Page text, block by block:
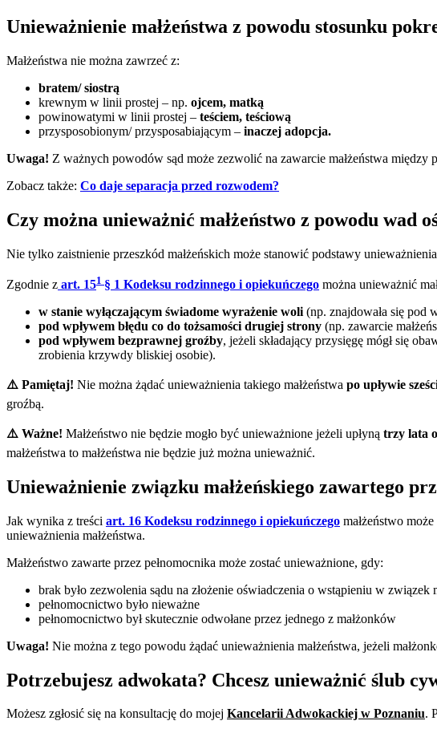
Unieważnienie małżeństwa z powodu stosunku
Małżeństwa nie można zawrzeć z:
bratem/ siostrą
krewnym w linii prostej – np. ojcem, matką
powinowatymi w linii prostej – teściem, teściową
przysposobionym/ przysposabiającym – inaczej adopcja.
Uwaga! Z ważnych powodów sąd może zezwolić na zawarcie małżeństwa
Zobacz także: Co daje separacja przed rozwodem?
Czy można unieważnić małżeństwo z powodu wad
Nie tylko zaistnienie przeszkód małżeńskich może stanowić podstawy
Zgodnie z art. 151 § 1 Kodeksu rodzinnego i opiekuńczego można unieważnić
w stanie wyłączającym świadome wyrażenie woli (np. znajdowała się pod
pod wpływem błędu co do tożsamości drugiej strony (np. zawarcie
pod wpływem bezprawnej groźby, jeżeli składający przysięgę mógł się
zrobienia krzywdy bliskiej osobie).
⚠️ Pamiętaj! Nie można żądać unieważnienia takiego małżeństwa po upływie
groźbą.
⚠️ Ważne! Małżeństwo nie będzie mogło być unieważnione jeżeli upłyną trzy lata
małżeństwa to małżeństwa nie będzie już można unieważnić.
Unieważnienie związku małżeńskiego zawartego
Jak wynika z treści art. 16 Kodeksu rodzinnego i opiekuńczego małżeństwo
unieważnienia małżeństwa.
Małżeństwo zawarte przez pełnomocnika może zostać unieważnione, gdy:
brak było zezwolenia sądu na złożenie oświadczenia o wstąpieniu w związek
pełnomocnictwo było nieważne
pełnomocnictwo był skutecznie odwołane przez jednego z małżonków
Uwaga! Nie można z tego powodu żądać unieważnienia małżeństwa, jeżeli
Potrzebujesz adwokata? Chcesz unieważnić ślub
Możesz zgłosić się na konsultację do mojej Kancelarii Adwokackiej w Poznaniu.